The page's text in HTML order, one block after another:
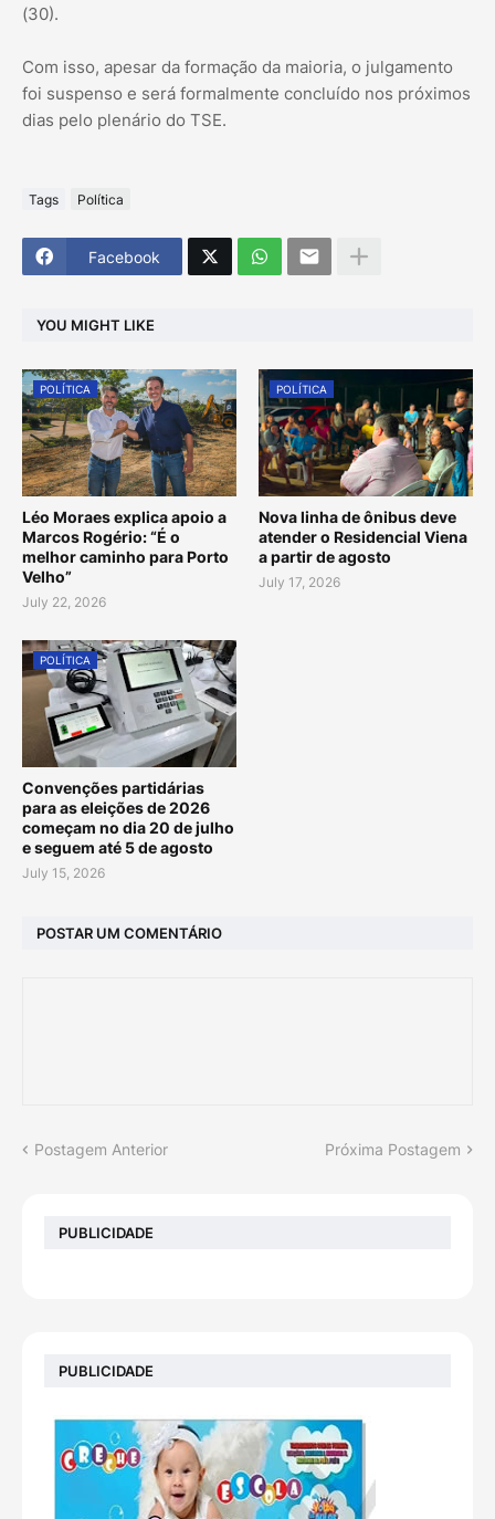
(30).
Com isso, apesar da formação da maioria, o julgamento
foi suspenso e será formalmente concluído nos próximos
dias pelo plenário do TSE.
Tags Política
Facebook
YOU MIGHT LIKE
POLÍTICA
Léo Moraes explica apoio a
Marcos Rogério: “É o
melhor caminho para Porto
Velho”
July 22, 2026
POLÍTICA
Nova linha de ônibus deve
atender o Residencial Viena
a partir de agosto
July 17, 2026
POLÍTICA
Convenções partidárias
para as eleições de 2026
começam no dia 20 de julho
e seguem até 5 de agosto
July 15, 2026
POSTAR UM COMENTÁRIO
Postagem Anterior Próxima Postagem
PUBLICIDADE
PUBLICIDADE